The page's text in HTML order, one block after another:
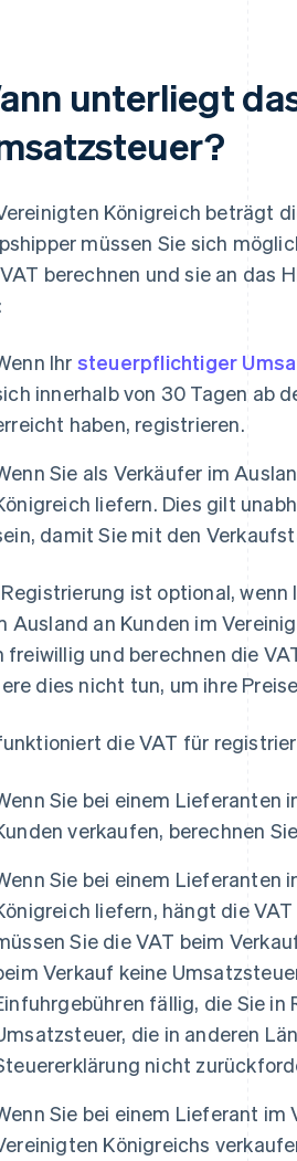
unterliegt
Königreich beträgt
müssen Sie sich
berechnen und sie an das
Ihr steuerpflichtiger
innerhalb von 30 Tagen ab
haben, registrieren.
Sie als Verkäufer im
liefern. Dies gilt
damit Sie mit den
ist optional,
Ausland an Kunden im
freiwillig und berechnen die
dies nicht tun, um ihre
die VAT für
Sie bei einem Lieferanten
verkaufen, berechnen
Sie bei einem Lieferanten
liefern, hängt die
Sie die VAT beim
Verkauf keine
fällig, die Sie in
die in anderen
nicht
Sie bei einem Lieferant
Königreichs